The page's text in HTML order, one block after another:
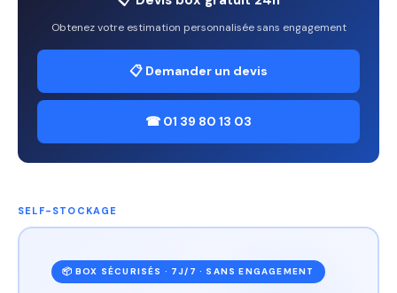
Obtenez votre estimation personnalisée sans engagement
📋 Demander un devis
☎ 01 39 80 13 03
SELF-STOCKAGE
📦 BOX SÉCURISÉS · 7J/7 · SANS ENGAGEMENT